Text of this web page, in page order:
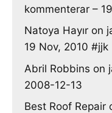
kommenterar –
Natoya Hayır on
19 Nov, 2010 #jjk
Abril Robbins on
2008-12-13
Best Roof Repair